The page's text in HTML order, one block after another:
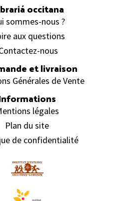
occitana
sommes-nous ?
aux questions
nous
et livraison
Générales de Vente
légales
Plan du site
de confidentialité